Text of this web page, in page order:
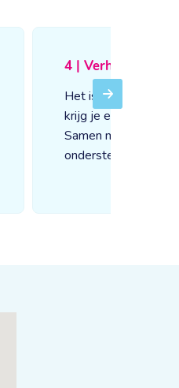
4 | Verhuizen
Het is zover! Als je
krijg je een
Samen maken jullie
ondersteuning.
Next